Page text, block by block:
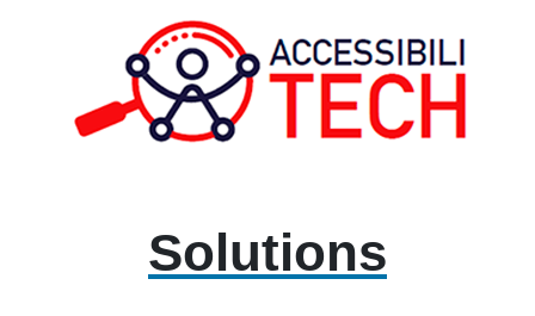
Solutions